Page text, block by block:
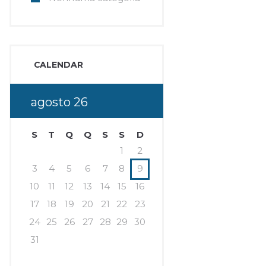
IMG_5721
CALENDAR
agosto 26
S T Q Q S S
D
1
2
3
4 5 6 7 8
9
10
11 12 13 14 15
16
17
18 19 20 21 22
23
24 25 26 27 28 29
30
31